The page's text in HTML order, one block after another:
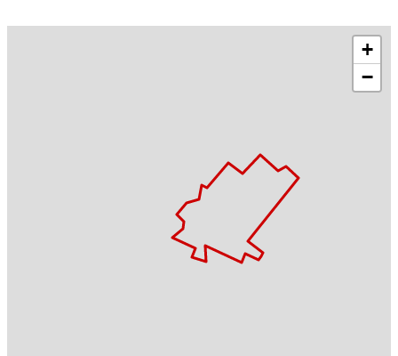
+
−